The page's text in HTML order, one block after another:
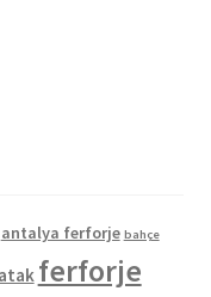
antalya ferforje bahçe
ferforje